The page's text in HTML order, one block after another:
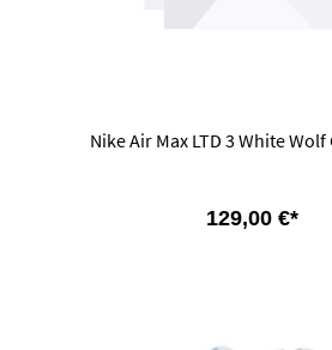
Nike Air Max LTD 3 White Wolf
129,00 €*